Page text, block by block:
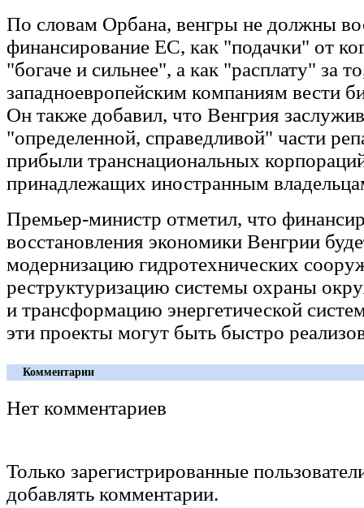
По словам Орбана, венгры не должны
финансирование ЕС, как "подачки" от
"богаче и сильнее", а как "расплату" за
западноевропейским компаниям вести
Он также добавил, что Венгрия
"определенной, справедливой" части
прибыли транснациональных
принадлежащих иностранным
Премьер-министр отметил, что
восстановления экономики Венгрии
модернизацию гидротехнических
реструктуризацию системы охраны
и трансформацию энергетической
эти проекты могут быть быстро
Комментарии
Нет комментариев
Только зарегистрированные
добавлять комментарии.